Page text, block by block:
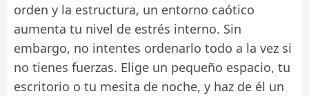
orden y la estructura, un entorno caótico
aumenta tu nivel de estrés interno. Sin
embargo, no intentes ordenarlo todo a la vez si
no tienes fuerzas. Elige un pequeño espacio, tu
escritorio o tu mesita de noche, y haz de él un